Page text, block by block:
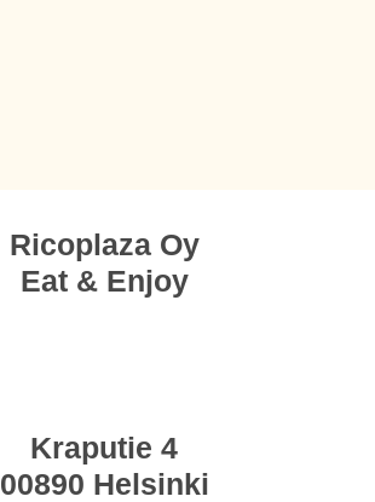
Ricoplaza Oy
Eat & Enjoy
Kraputie 4
00890 Helsinki